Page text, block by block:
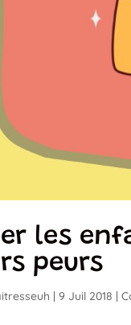
les
peurs
|9 Juil 2018 |